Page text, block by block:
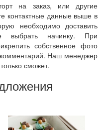
на заказ, или другие
контактные данные выше в
необходимо доставить
выбрать начинку. При
собственное фото
Наш менеджер
сможет.